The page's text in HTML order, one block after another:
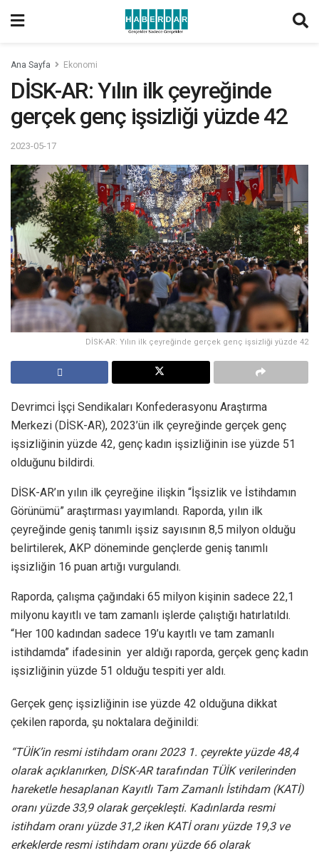
Ana Sayfa Ekonomi
DİSK-AR: Yılın ilk çeyreğinde
gerçek genç işsizliği yüzde 42
2023-05-17
DİSK-AR: Yılın ilk çeyreğinde gerçek genç işsizliği yüzde 42
Devrimci İşçi Sendikaları Konfederasyonu Araştırma
Merkezi (DİSK-AR), 2023’ün ilk çeyreğinde gerçek genç
işsizliğinin yüzde 42, genç kadın işsizliğinin ise yüzde 51
olduğunu bildirdi.
DİSK-AR’ın yılın ilk çeyreğine ilişkin “İşsizlik ve İstihdamın
Görünümü” araştırması yayımlandı. Raporda, yılın ilk
çeyreğinde geniş tanımlı işsiz sayısının 8,5 milyon olduğu
belirtilerek, AKP döneminde gençlerde geniş tanımlı
işsizliğin 16 puan artığı vurgulandı.
Raporda, çalışma çağındaki 65 milyon kişinin sadece 22,1
milyonu kayıtlı ve tam zamanlı işlerde çalıştığı hatırlatıldı.
“Her 100 kadından sadece 19’u kayıtlı ve tam zamanlı
istihdamda” ifadesinin yer aldığı raporda, gerçek genç kadın
işsizliğinin yüzde 51 olduğu tespiti yer aldı.
Gerçek genç işsizliğinin ise yüzde 42 olduğuna dikkat
çekilen raporda, şu noktalara değinildi:
“TÜİK’in resmi istihdam oranı 2023 1. çeyrekte yüzde 48,4
olarak açıklanırken, DİSK-AR tarafından TÜİK verilerinden
hareketle hesaplanan Kayıtlı Tam Zamanlı İstihdam (KATİ)
oranı yüzde 33,9 olarak gerçekleşti. Kadınlarda resmi
istihdam oranı yüzde 31,2 iken KATİ oranı yüzde 19,3 ve
erkeklerde resmi istihdam oranı yüzde 66 olarak